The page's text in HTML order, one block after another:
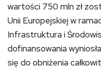
wartości 750 mln zł
Unii Europejskiej w
Infrastruktura i
dofinansowania
się do obniżenia